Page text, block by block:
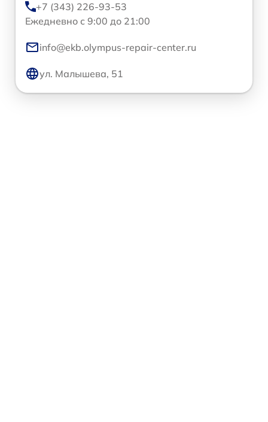
+7 (343) 226-93-53
Ежедневно с 9:00 до 21:00
info@ekb.olympus-repair-center.ru
ул. Малышева, 51